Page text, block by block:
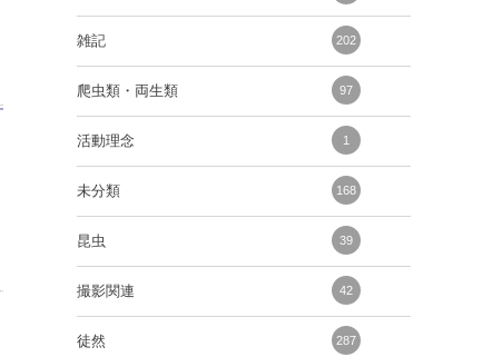
雑記 202
爬虫類・両生類 97
活動理念 1
未分類 168
昆虫 39
撮影関連 42
徒然 287